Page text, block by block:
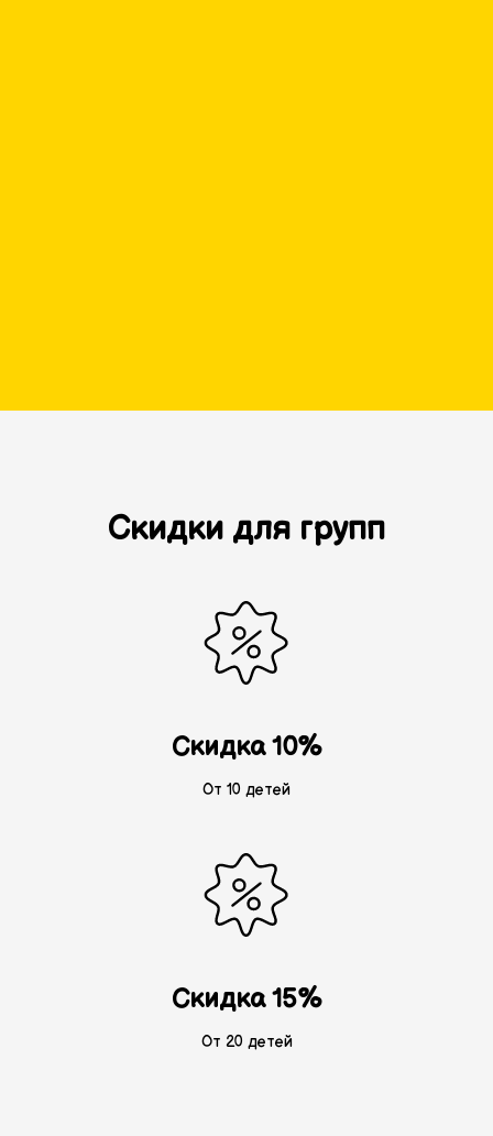
Скидки для групп
Скидка 10%
От 10 детей
Скидка 15%
От 20 детей